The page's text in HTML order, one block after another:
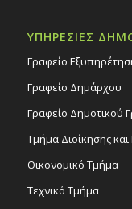
ΥΠΗΡΕΣΙΕΣ
Γραφείο
Γραφείο Δημάρχου
Γραφείο Δημοτικού
Τμήμα Διοίκησης
Οικονομικό Τμήμα
Τεχνικό Τμήμα